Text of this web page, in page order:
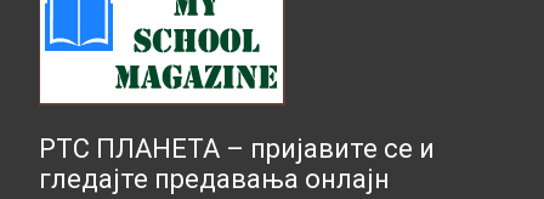
РТС ПЛАНЕТА – пријавите се и
гледајте предавања онлајн